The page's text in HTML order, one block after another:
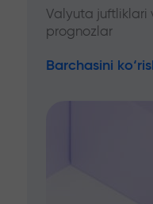
Valyuta juftliklari
prognozlar
Barchasini